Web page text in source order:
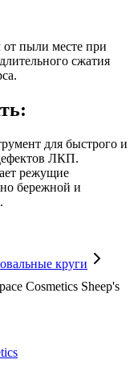
пыли месте при
сжатия
для быстрого и
ЛКП.
режущие
бережной и
круги
Cosmetics Sheep's